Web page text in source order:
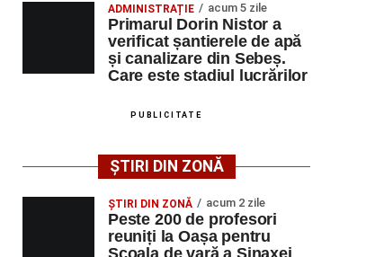
ADMINISTRAȚIE acum 5 zile
Primarul Dorin Nistor a
verificat șantierele de apă
și canalizare din Sebeș.
Care este stadiul lucrărilor
PUBLICITATE
ȘTIRI DIN ZONĂ
ȘTIRI DIN ZONĂ acum 2 zile
Peste 200 de profesori
reuniți la Oașa pentru
Școala de vară a Sinaxei